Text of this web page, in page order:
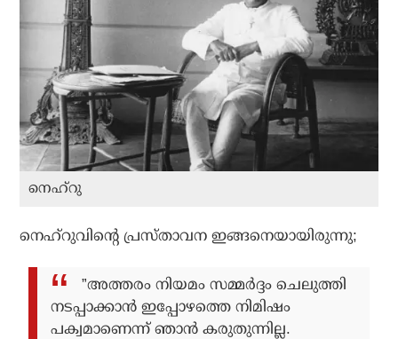
നെഹ്റു
നെഹ്റുവിന്റെ പ്രസ്താവന ഇങ്ങനെയായിരുന്നു;
”അത്തരം നിയമം സമ്മര്‍ദ്ദം ചെലുത്തി
നടപ്പാക്കാന്‍ ഇപ്പോഴത്തെ നിമിഷം
പക്വമാണെന്ന് ഞാന്‍ കരുതുന്നില്ല.